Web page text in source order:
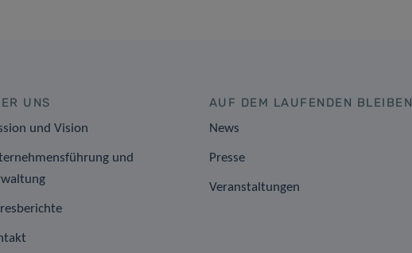
UNS
und Vision
und
AUF DEM LAUFENDEN BLEIBEN
News
Presse
Veranstaltungen